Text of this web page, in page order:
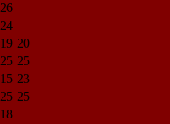
26
24
19 20
25 25
15 23
25 25
18